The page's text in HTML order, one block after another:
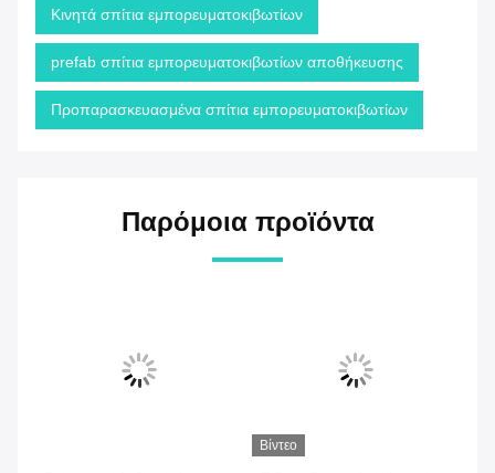
Κινητά σπίτια εμπορευματοκιβωτίων
prefab σπίτια εμπορευματοκιβωτίων αποθήκευσης
Προπαρασκευασμένα σπίτια εμπορευματοκιβωτίων
Παρόμοια προϊόντα
Βίντεο